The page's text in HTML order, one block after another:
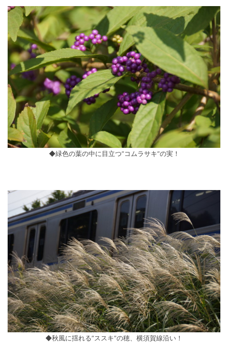
◆緑色の葉の中に目立つ”コムラサキ”の実！
◆秋風に揺れる”ススキ”の穂、横須賀線沿い！